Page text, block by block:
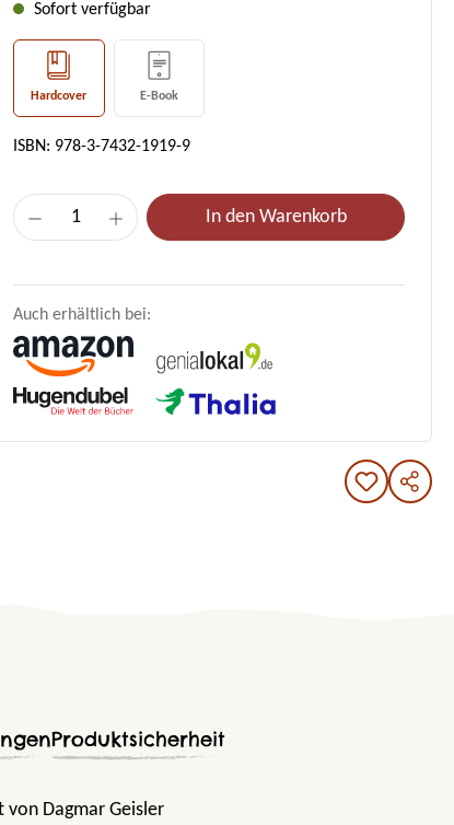
Sofort verfügbar
Hardcover E-Book
ISBN: 978-3-7432-1919-9
Produkt Anzahl: Gib den gewünschten
In den Warenkorb
Auch erhältlich bei:
Produktsicherheit
Dagmar Geisler